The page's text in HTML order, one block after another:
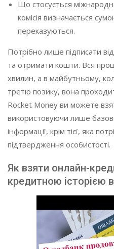
Що стосується
комісія визначається
переказуються.
Потрібно лише підписати
та отримати кошти. Вся
хвилин, а в майбутньому,
третю позику, вона
Rocket Money ви можете
використовуючи лише
інформації, крім тієї, яка
підтвердження особистості.
Як взяти онлайн-
кредитною історією